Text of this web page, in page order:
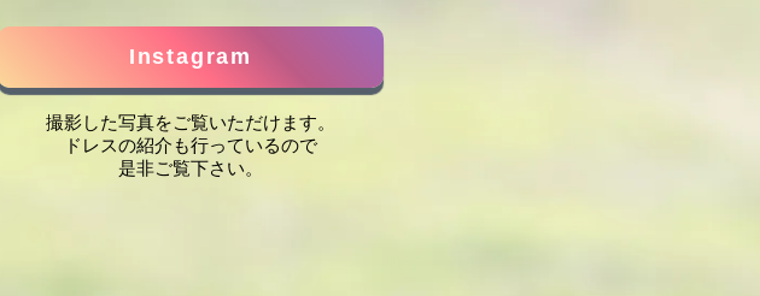
Instagram
撮影した写真をご覧いただけます。
ドレスの紹介も行っているので
是非ご覧下さい。